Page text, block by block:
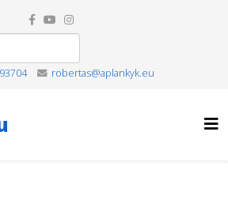
robertas@aplankyk.eu